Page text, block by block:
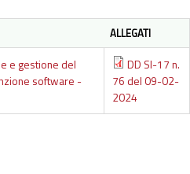
ALLEGATI
e gestione del
software -
DD SI-17 n.
76 del 09-02-
2024